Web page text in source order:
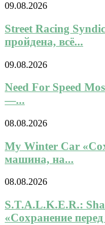
09.08.2026
Street Racing
пройдена, всё...
09.08.2026
Need For Speed
—...
08.08.2026
My Winter Car
машина, на...
08.08.2026
S.T.A.L.K.E.R.:
«Сохранение